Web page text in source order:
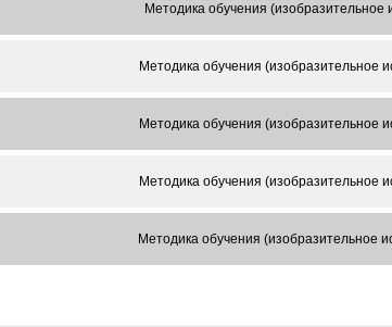
Методика обучения (изобразительное
Методика обучения (изобразительное
Методика обучения (изобразительное
Методика обучения (изобразительное
Методика обучения (изобразительное